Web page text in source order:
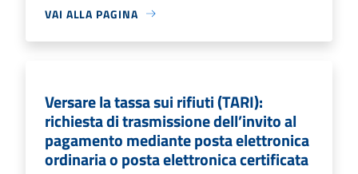
VAI ALLA PAGINA
Versare la tassa sui rifiuti (TARI):
richiesta di trasmissione dell’invito al
pagamento mediante posta elettronica
ordinaria o posta elettronica certificata